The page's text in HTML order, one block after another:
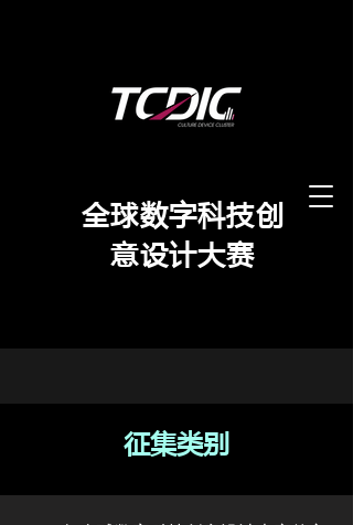
​全球数字科技创
意设计大赛
征集类别